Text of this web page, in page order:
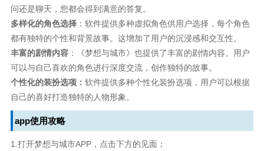
问还是聊天，您都会得到满意的答复。
多样化的角色选择：软件提供多种虚拟角色供用户选择，每个角色
都有独特的个性和背景故事。这增加了用户的沉浸感和交互性。
丰富的剧情内容：《梦想与城市》也提供了丰富的剧情内容。用户
可以与自己喜欢的角色进行深度交流，创作独特的故事。
个性化的装扮选项： 软件提供多种个性化装扮选项，用户可以根据
自己的喜好打造独特的人物形象。
app使用攻略
1.打开梦想与城市APP，点击下方的见面；